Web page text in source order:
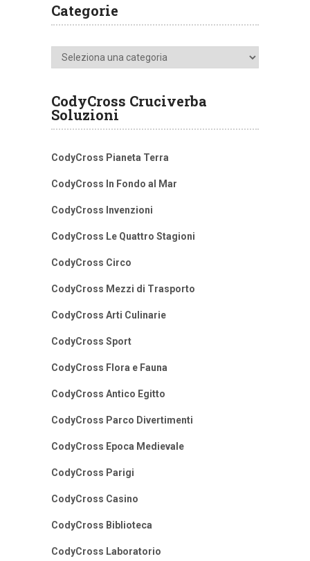
Categorie
Categorie
CodyCross Cruciverba
Soluzioni
CodyCross Pianeta Terra
CodyCross In Fondo al Mar
CodyCross Invenzioni
CodyCross Le Quattro Stagioni
CodyCross Circo
CodyCross Mezzi di Trasporto
CodyCross Arti Culinarie
CodyCross Sport
CodyCross Flora e Fauna
CodyCross Antico Egitto
CodyCross Parco Divertimenti
CodyCross Epoca Medievale
CodyCross Parigi
CodyCross Casino
CodyCross Biblioteca
CodyCross Laboratorio